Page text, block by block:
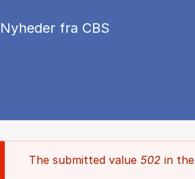
Nyheder fra CBS
The submitted value 502 in the